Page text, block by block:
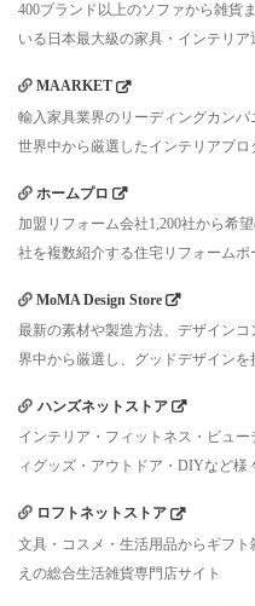
400ブランド以上のソファから雑貨
いる日本最大級の家具・インテリア
MAARKET
輸入家具業界のリーディングカン
世界中から厳選したインテリアプロ
ホームプロ
加盟リフォーム会社1,200社から希
社を複数紹介する住宅リフォームポ
MoMA Design Store
最新の素材や製造方法、デザイン
界中から厳選し、グッドデザイン
ハンズネットストア
インテリア・フィットネス・ビュ
ィグッズ・アウトドア・DIYなど
ロフトネットストア
文具・コスメ・生活用品からギフ
えの総合生活雑貨専門店サイト